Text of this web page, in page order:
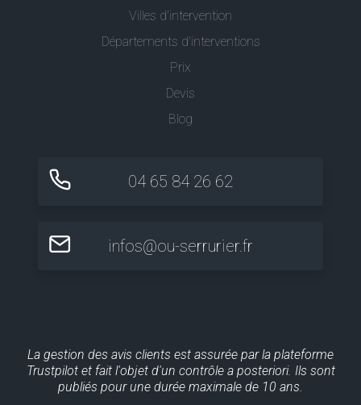
Villes d'intervention
Départements d'interventions
Prix
Devis
Blog
04 65 84 26 62
infos@ou-serrurier.fr
La gestion des avis clients est assurée par la plateforme
Trustpilot et fait l'objet d'un contrôle a posteriori. Ils sont
publiés pour une durée maximale de 10 ans.